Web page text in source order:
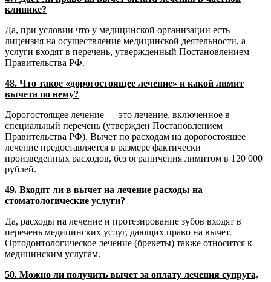
клинике?
Да, при условии что у медицинской организации есть
лицензия на осуществление медицинской деятельности, а
услуги входят в перечень, утвержденный Постановлением
Правительства РФ.
48. Что такое «дорогостоящее лечение» и какой лимит
вычета по нему?
Дорогостоящее лечение — это лечение, включенное в
специальный перечень (утвержден Постановлением
Правительства РФ). Вычет по расходам на дорогостоящее
лечение предоставляется в размере фактически
произведенных расходов, без ограничения лимитом в 120 000
рублей.
49. Входят ли в вычет на лечение расходы на
стоматологические услуги?
Да, расходы на лечение и протезирование зубов входят в
перечень медицинских услуг, дающих право на вычет.
Ортодонтологическое лечение (брекеты) также относится к
медицинским услугам.
50. Можно ли получить вычет за оплату лечения супруга,